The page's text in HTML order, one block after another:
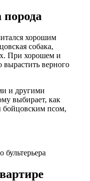
порода
хорошим
собака,
При хорошем и
верного
и другими
выбирает, как
бойцовским псом,